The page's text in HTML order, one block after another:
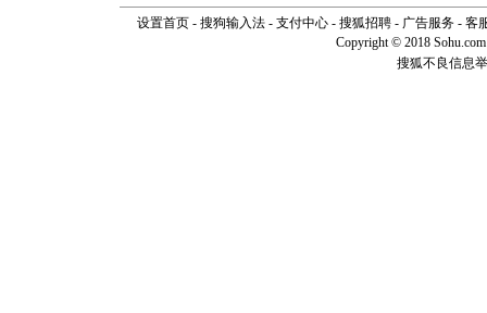
断电。爱
你是我专
[元旦]如
起；二是
设置首页- 搜狗输入法- 支付中心- 搜狐招聘- 广告服务- 客
Copyright © 2018
搜狐不良信息